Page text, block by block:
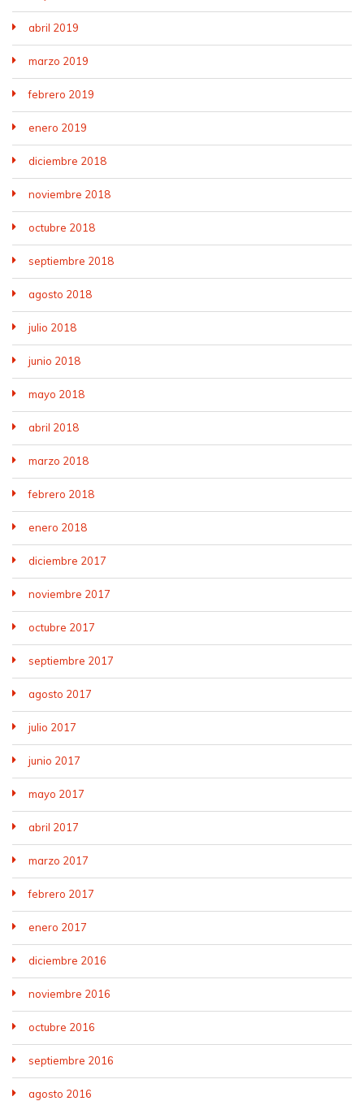
abril 2019
marzo 2019
febrero 2019
enero 2019
diciembre 2018
noviembre 2018
octubre 2018
septiembre 2018
agosto 2018
julio 2018
junio 2018
mayo 2018
abril 2018
marzo 2018
febrero 2018
enero 2018
diciembre 2017
noviembre 2017
octubre 2017
septiembre 2017
agosto 2017
julio 2017
junio 2017
mayo 2017
abril 2017
marzo 2017
febrero 2017
enero 2017
diciembre 2016
noviembre 2016
octubre 2016
septiembre 2016
agosto 2016